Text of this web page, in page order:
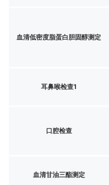
血清低密度脂蛋白胆固醇测定
耳鼻喉检查1
口腔检查
血清甘油三酯测定